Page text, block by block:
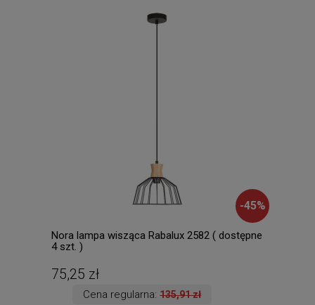
-45%
Nora lampa wisząca Rabalux 2582 ( dostępne
4 szt. )
75,25 zł
Cena regularna:135,91 zł